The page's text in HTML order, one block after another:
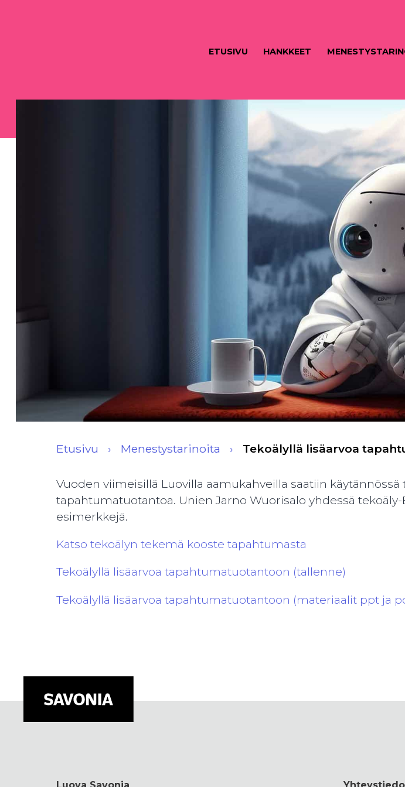
ETUSIVU HANKKEET
Etusivu Menestystarinoita Tekoälyllä lisäarvoa
Vuoden viimeisillä Luovilla aamukahveilla saatiin
tapahtumatuotantoa. Unien Jarno Wuorisalo yhdessä
esimerkkejä.
Katso tekoälyn tekemä kooste tapahtumasta
Tekoälyllä lisäarvoa tapahtumatuotantoon (tallenne)
Tekoälyllä lisäarvoa tapahtumatuotantoon (materiaalit ppt ja